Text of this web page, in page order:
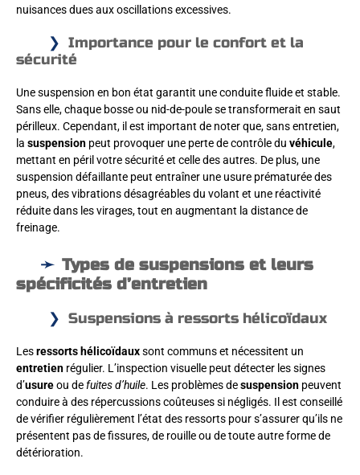
nuisances dues aux oscillations excessives.
Importance pour le confort et la
sécurité
Une suspension en bon état garantit une conduite fluide et stable.
Sans elle, chaque bosse ou nid-de-poule se transformerait en saut
périlleux. Cependant, il est important de noter que, sans entretien,
la suspension peut provoquer une perte de contrôle du véhicule,
mettant en péril votre sécurité et celle des autres. De plus, une
suspension défaillante peut entraîner une usure prématurée des
pneus, des vibrations désagréables du volant et une réactivité
réduite dans les virages, tout en augmentant la distance de
freinage.
Types de suspensions et leurs
spécificités d’entretien
Suspensions à ressorts hélicoïdaux
Lesressorts hélicoïdauxsont communs et nécessitent un
entretien régulier. L’inspection visuelle peut détecter les signes
d’usureou defuites d’huile. Les problèmes desuspension peuvent
conduire à des répercussions coûteuses si négligés. Il est conseillé
de vérifier régulièrement l’état des ressorts pour s’assurer qu’ils ne
présentent pas de fissures, de rouille ou de toute autre forme de
détérioration.